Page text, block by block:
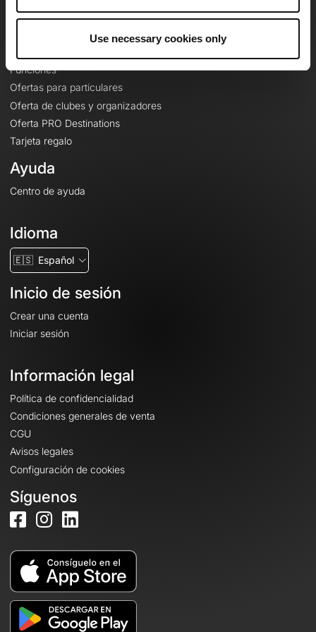
Use necessary cookies only
Funciones
Ofertas para particulares
Oferta de clubes y organizadores
Oferta PRO Destinations
Tarjeta regalo
Ayuda
Centro de ayuda
Idioma
🇪🇸 Español
Inicio de sesión
Crear una cuenta
Iniciar sesión
Información legal
Política de confidencialidad
Condiciones generales de venta
CGU
Avisos legales
Configuración de cookies
Síguenos